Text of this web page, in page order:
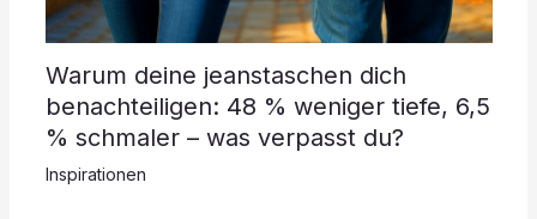
Warum deine jeanstaschen dich
benachteiligen: 48 % weniger tiefe, 6,5
% schmaler – was verpasst du?
Inspirationen